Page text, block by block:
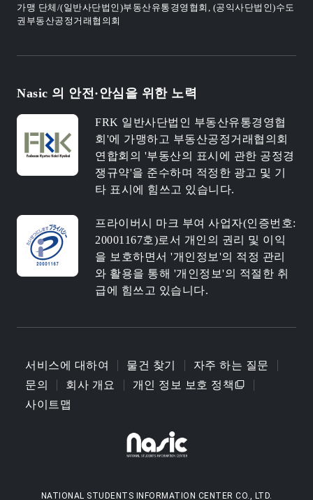
가맹 단체/(일반사단법인)부동산유통경영협회, (공익사단법인)수도
권부동산공정거래협의회
Nasic 의 안전·안심을 위한 노력
FRK 일반사단법인 부동산유통경영협
회'에 가맹하고 부동산공정거래협의회
연합회의 '부동산의 표시에 관한 공정경
쟁규약'을 준수하며 적정한 광고 및 기
타 표시에 힘쓰고 있습니다.
프라이버시 마크 부여 사업자(인증번호:
20001167호)로서 개인의 권리 및 이익
을 보호하면서 '개인정보'의 적정 관리
와 활용을 통해 '개인정보'의 적절한 취
급에 힘쓰고 있습니다.
서비스에 대하여 물건 찾기
자주 하는 질문
문의
회사 개요
개인 정보 보호 정책
사이트맵
NATIONAL STUDENTS INFORMATION CENTER CO., LTD.